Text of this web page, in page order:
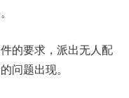
的要求，派出无人配
问题出现。